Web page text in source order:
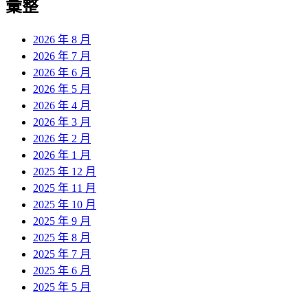
彙整
2026 年 8 月
2026 年 7 月
2026 年 6 月
2026 年 5 月
2026 年 4 月
2026 年 3 月
2026 年 2 月
2026 年 1 月
2025 年 12 月
2025 年 11 月
2025 年 10 月
2025 年 9 月
2025 年 8 月
2025 年 7 月
2025 年 6 月
2025 年 5 月